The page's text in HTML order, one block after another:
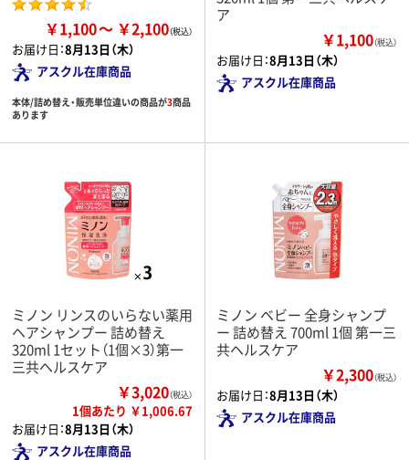
￥1,100 ￥2,100
お届け日：8月13日（木）
アスクル在庫商品
本体/詰め替え・販売単位違いの商品が3商品
あります
ア
￥1,100（税込）
お届け日：8月13日（木）
アスクル在庫商品
ミノン リンスのいらない薬用
ヘアシャンプー 詰め替え
320ml 1セット（1個×3）第一
三共ヘルスケア
￥3,020（税込）
1個あたり ￥1,006.67
お届け日：8月13日（木）
アスクル在庫商品
ミノン ベビー 全身シャンプ
ー 詰め替え 700ml 1個 第一三
共ヘルスケア
￥2,300（税込）
お届け日：8月13日（木）
アスクル在庫商品